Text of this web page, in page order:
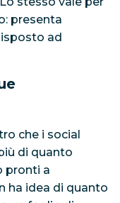
presenta
ad
che i social
di quanto
pronti a
ha idea di quanto